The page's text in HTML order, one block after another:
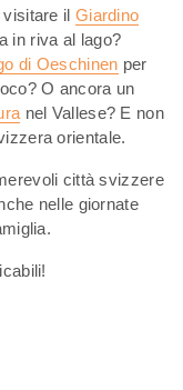
il Giardino
in riva al lago?
di Oeschinen per
O ancora un
nel Vallese? E non
orientale.
città svizzere
nelle giornate